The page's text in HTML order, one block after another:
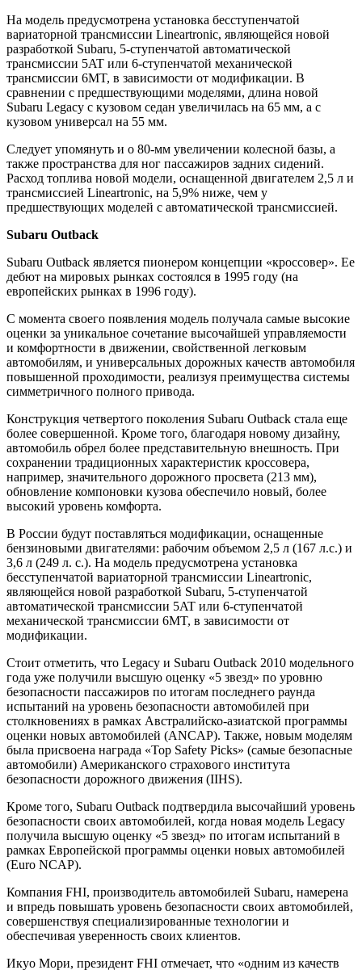
На модель предусмотрена установка бесступенчатой
вариаторной трансмиссии Lineartronic, являющейся новой
разработкой Subaru, 5-ступенчатой автоматической
трансмиссии 5AT или 6-ступенчатой механической
трансмиссии 6MT, в зависимости от модификации. В
сравнении с предшествующими моделями, длина новой
Subaru Legacy с кузовом седан увеличилась на 65 мм, а с
кузовом универсал на 55 мм.
Следует упомянуть и о 80-мм увеличении колесной базы, а
также пространства для ног пассажиров задних сидений.
Расход топлива новой модели, оснащенной двигателем 2,5 л и
трансмиссией Lineartronic, на 5,9% ниже, чем у
предшествующих моделей с автоматической трансмиссией.
Subaru Outback
Subaru Outback является пионером концепции «кроссовер». Ее
дебют на мировых рынках состоялся в 1995 году (на
европейских рынках в 1996 году).
С момента своего появления модель получала самые высокие
оценки за уникальное сочетание высочайшей управляемости
и комфортности в движении, свойственной легковым
автомобилям, и универсальных дорожных качеств автомобиля
повышенной проходимости, реализуя преимущества системы
симметричного полного привода.
Конструкция четвертого поколения Subaru Outback стала еще
более совершенной. Кроме того, благодаря новому дизайну,
автомобиль обрел более представительную внешность. При
сохранении традиционных характеристик кроссовера,
например, значительного дорожного просвета (213 мм),
обновление компоновки кузова обеспечило новый, более
высокий уровень комфорта.
В России будут поставляться модификации, оснащенные
бензиновыми двигателями: рабочим объемом 2,5 л (167 л.с.) и
3,6 л (249 л. с.). На модель предусмотрена установка
бесступенчатой вариаторной трансмиссии Lineartronic,
являющейся новой разработкой Subaru, 5-ступенчатой
автоматической трансмиссии 5AT или 6-ступенчатой
механической трансмиссии 6MT, в зависимости от
модификации.
Стоит отметить, что Legacy и Subaru Outback 2010 модельного
года уже получили высшую оценку «5 звезд» по уровню
безопасности пассажиров по итогам последнего раунда
испытаний на уровень безопасности автомобилей при
столкновениях в рамках Австралийско-азиатской программы
оценки новых автомобилей (ANCAP). Также, новым моделям
была присвоена награда «Top Safety Picks» (самые безопасные
автомобили) Американского страхового института
безопасности дорожного движения (IIHS).
Кроме того, Subaru Outback подтвердила высочайший уровень
безопасности своих автомобилей, когда новая модель Legacy
получила высшую оценку «5 звезд» по итогам испытаний в
рамках Европейской программы оценки новых автомобилей
(Euro NCAP).
Компания FHI, производитель автомобилей Subaru, намерена
и впредь повышать уровень безопасности своих автомобилей,
совершенствуя специализированные технологии и
обеспечивая уверенность своих клиентов.
Икуо Мори, президент FHI отмечает, что «одним из качеств